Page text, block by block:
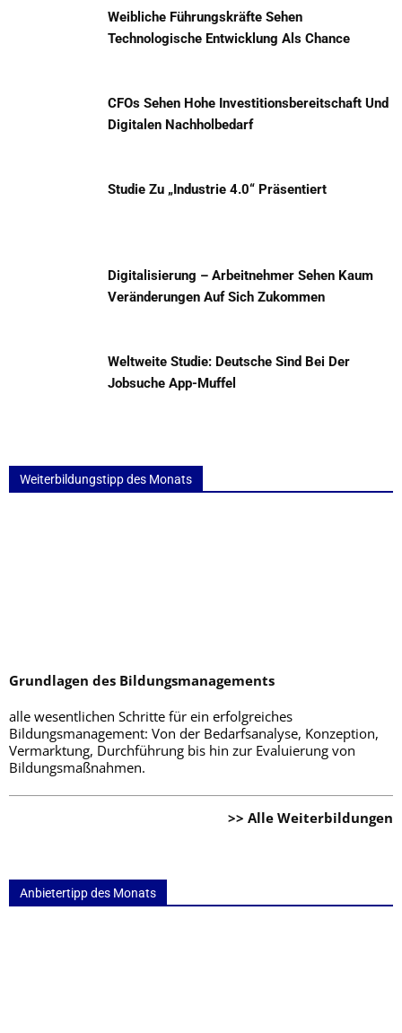
Weibliche Führungskräfte Sehen
Technologische Entwicklung Als Chance
CFOs Sehen Hohe Investitionsbereitschaft Und
Digitalen Nachholbedarf
Studie Zu „Industrie 4.0“ Präsentiert
Digitalisierung – Arbeitnehmer Sehen Kaum
Veränderungen Auf Sich Zukommen
Weltweite Studie: Deutsche Sind Bei Der
Jobsuche App-Muffel
Weiterbildungstipp des Monats
Grundlagen des Bildungsmanagements
alle wesentlichen Schritte für ein erfolgreiches
Bildungsmanagement: Von der Bedarfsanalyse, Konzeption,
Vermarktung, Durchführung bis hin zur Evaluierung von
Bildungsmaßnahmen.
>> Alle Weiterbildungen
Anbietertipp des Monats